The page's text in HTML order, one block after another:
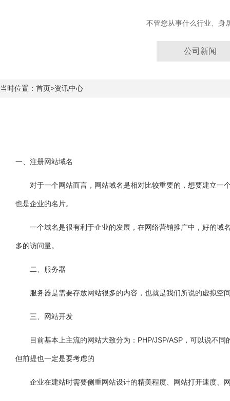
不管您从事什么行业、身
公司新闻
当时位置：首页>资讯中心
一、注册网站域名
对于一个网站而言，网站域名是相对比较重要的，想要建立一
也是企业的名片。
一个域名是很有利于企业的发展，在网络营销推广中，好的域
多的访问量。
二、服务器
服务器是需要存放网站很多的内容，也就是我们所说的虚拟空
三、网站开发
目前基本上主流的网站大致分为：PHP/JSP/ASP，可以说不同
但前提也一定是要考虑的
企业在建站时需要侧重网站设计的精美程度、网站打开速度、